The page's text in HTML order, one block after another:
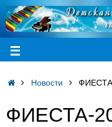
Новости
ФИЕСТА-